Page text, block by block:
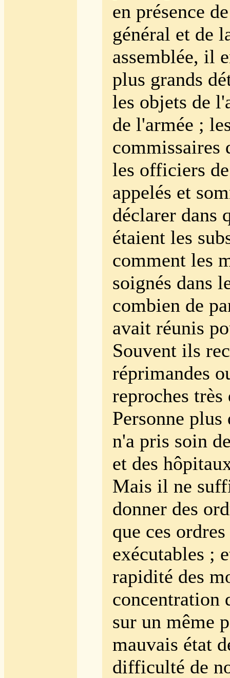
en présence
général et de
assemblée, il
plus grands
les objets de
de l'armée ;
commissaires
les officiers
appelés et
déclarer dans
étaient les
comment les
soignés dans
combien de
avait réunis
Souvent ils
réprimandes
reproches très
Personne
n'a pris soin
et des
Mais il ne
donner des
que ces
exécutables ;
rapidité des
concentration
sur un même
mauvais état
difficulté de